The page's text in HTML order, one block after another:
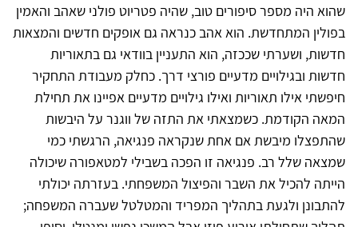
שהוא היה מספר סיפורים טוב, שהיה פטריוט פולני שאהב והאמין
בפולין המתחדשת. הוא אהב כנראה גם אופקים חדשים והמצאות
חדשות, ושערתי שככזה, הוא התעניין בוודאי גם בתאוריות
חדשות ובגילויים מדעיים פורצי דרך. כחלק מעבודת התחקיר
חיפשתי אילו תאוריות ואילו גילויים מדעיים אפיינו את תחילת
המאה הקודמת. כשמצאתי את התזה של ווגנר על היבשות
שהתפצלו מיבשת אם אחת שנקראה פנגיאה, הרגשתי כמי
שמצאה שלל רב. פנגיאה זו הפכה בשבילי למטאפורה שיכולה
הייתה להכיל את השבר והפיצול המשפחתי. בעזרתה יכולתי
להתבונן ולגעת בתהליך המפריד והמטלטל שעברה המשפחה;